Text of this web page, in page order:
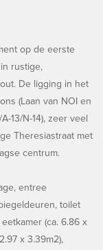
op de eerste
rustige,
De ligging in het
(Laan van NOI en
13/N-14), zeer veel
Theresiastraat met
centrum.
entree
toilet
(ca. 6.86 x
x 3.39m2),